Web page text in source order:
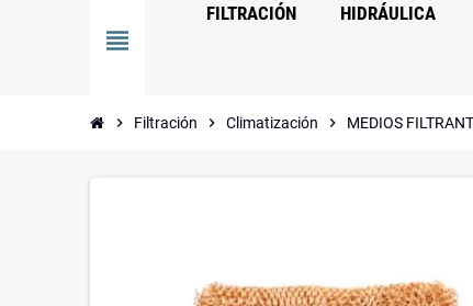
view_headline
FILTRACIÓN HIDRÁULICA
chevron_right Filtración chevron_right Climatización chevron_right MEDIOS